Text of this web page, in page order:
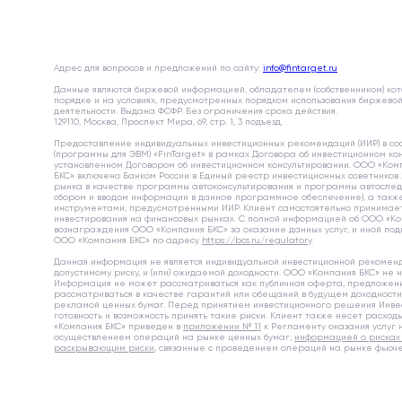
Адрес для вопросов и предложений по сайту: info@fintarget.ru
Данные являются биржевой информацией, обладателем (собственником)
порядке и на условиях, предусмотренных порядком использования
деятельности. Выдана ФСФР. Без ограничения срока действия.
129110, Москва, Проспект Мира, 69, стр. 1, 3 подъезд.
Предоставление индивидуальных инвестиционных рекомендаций (ИИР) в
(программы для ЭВМ) «FinTarget» в рамках Договора об инвестиционном
установленном Договором об инвестиционном консультировании. ООО
БКС» включено Банком России в Единый реестр инвестиционных
рынка в качестве программы автоконсультирования и программы
сбором и вводом информации в данное программное обеспечение), а
инструментами, предусмотренными ИИР. Клиент самостоятельно
инвестирования на финансовых рынках. С полной информацией об ООО
вознаграждения ООО «Компания БКС» за оказание данных услуг, и иной
ООО «Компания БКС» по адресу https://bcs.ru/regulatory.
Данная информация не является индивидуальной инвестиционной
допустимому риску, и (или) ожидаемой доходности. ООО «Компания БКС» не
Информация не может рассматриваться как публичная оферта,
рассматриваться в качестве гарантий или обещаний в будущем
рекламой ценных бумаг. Перед принятием инвестиционного решения
готовность и возможность принять такие риски. Клиент также несет
«Компания БКС» приведен в приложении № 11 к Регламенту оказания
осуществлением операций на рынке ценных бумаг; информацией о рисках
раскрывающим риски , связанные с проведением операций на рынке